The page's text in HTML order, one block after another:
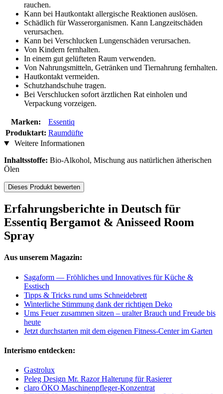
rauchen.
Kann bei Hautkontakt allergische Reaktionen auslösen.
Schädlich für Wasserorganismen. Kann Langzeitschäden
verursachen.
Kann bei Verschlucken Lungenschäden verursachen.
Von Kindern fernhalten.
In einem gut gelüfteten Raum verwenden.
Von Nahrungsmitteln, Getränken und Tiernahrung fernhalten.
Hautkontakt vermeiden.
Schutzhandschuhe tragen.
Bei Verschlucken sofort ärztlichen Rat einholen und
Verpackung vorzeigen.
Marken:
Essentiq
Produktart: Raumdüfte
Weitere Informationen
Inhaltsstoffe: Bio-Alkohol, Mischung aus natürlichen ätherischen
Ölen
Dieses Produkt bewerten
Erfahrungsberichte in Deutsch für
Essentiq Bergamot & Anisseed Room
Spray
Aus unserem Magazin:
Sagaform — Fröhliches und Innovatives für Küche &
Esstisch
Tipps & Tricks rund ums Schneidebrett
Winterliche Stimmung dank der richtigen Deko
Ums Feuer zusammen sitzen – uralter Brauch und Freude bis
heute
Jetzt durchstarten mit dem eigenen Fitness-Center im Garten
Interismo entdecken:
Gastrolux
Peleg Design Mr. Razor Halterung für Rasierer
claro ÖKO Maschinenpfleger-Konzentrat